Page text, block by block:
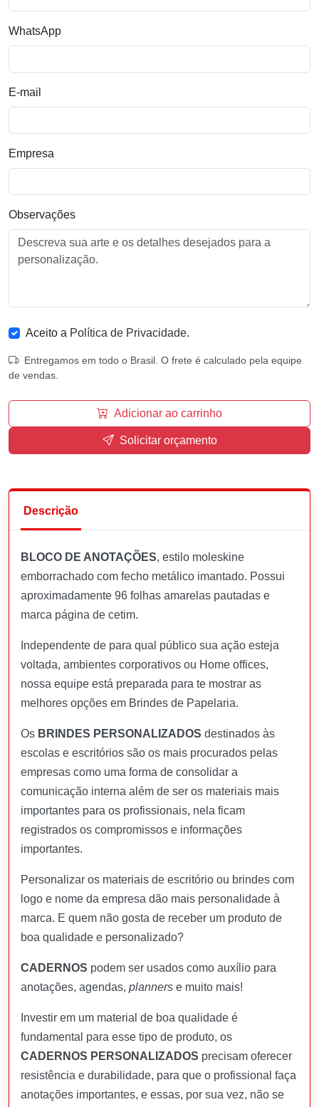
WhatsApp
E-mail
Empresa
Observações
Aceito a Política de Privacidade.
Entregamos em todo o Brasil. O frete é calculado pela equipe
de vendas.
Adicionar ao carrinho
Solicitar orçamento
Descrição
BLOCO DE ANOTAÇÕES, estilo moleskine
emborrachado com fecho metálico imantado. Possui
aproximadamente 96 folhas amarelas pautadas e
marca página de cetim.
Independente de para qual público sua ação esteja
voltada, ambientes corporativos ou Home offices,
nossa equipe está preparada para te mostrar as
melhores opções em Brindes de Papelaria.
Os BRINDES PERSONALIZADOS destinados às
escolas e escritórios são os mais procurados pelas
empresas como uma forma de consolidar a
comunicação interna além de ser os materiais mais
importantes para os profissionais, nela ficam
registrados os compromissos e informações
importantes.
Personalizar os materiais de escritório ou brindes com
logo e nome da empresa dão mais personalidade à
marca. E quem não gosta de receber um produto de
boa qualidade e personalizado?
CADERNOS podem ser usados como auxílio para
anotações, agendas, planners e muito mais!
Investir em um material de boa qualidade é
fundamental para esse tipo de produto, os
CADERNOS PERSONALIZADOS precisam oferecer
resistência e durabilidade, para que o profissional faça
anotações importantes, e essas, por sua vez, não se